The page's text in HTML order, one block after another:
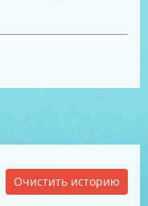
Очистить историю